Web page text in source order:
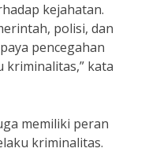
kejahatan.
polisi, dan
pencegahan
kriminalitas,” kata
memiliki peran
kriminalitas.